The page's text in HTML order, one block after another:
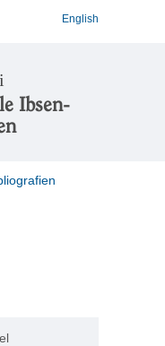
English
Ibsen-